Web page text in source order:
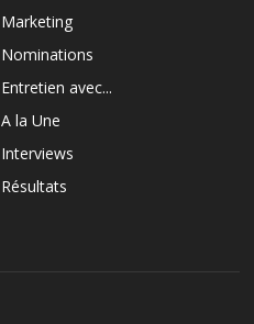
Marketing
Nominations
Entretien avec...
A la Une
Interviews
Résultats